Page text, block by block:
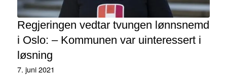
Regjeringen vedtar tvungen lønnsnemd
i Oslo: – Kommunen var uinteressert i
løsning
7. juni 2021